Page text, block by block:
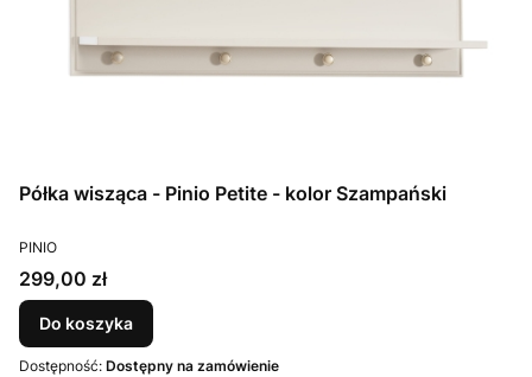
Półka wisząca - Pinio Petite - kolor Szampański
PRODUCENT
PINIO
Cena
299,00 zł
Do koszyka
Dostępność: Dostępny na zamówienie